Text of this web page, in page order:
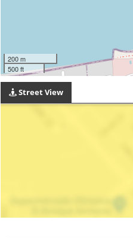
200 m
500 ft
Street View